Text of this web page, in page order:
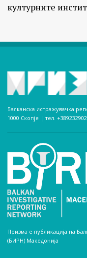
културните
Балканска истражувачка
1000 Скопје | тел.
Призма е публикација на
(БИРН) Македонија